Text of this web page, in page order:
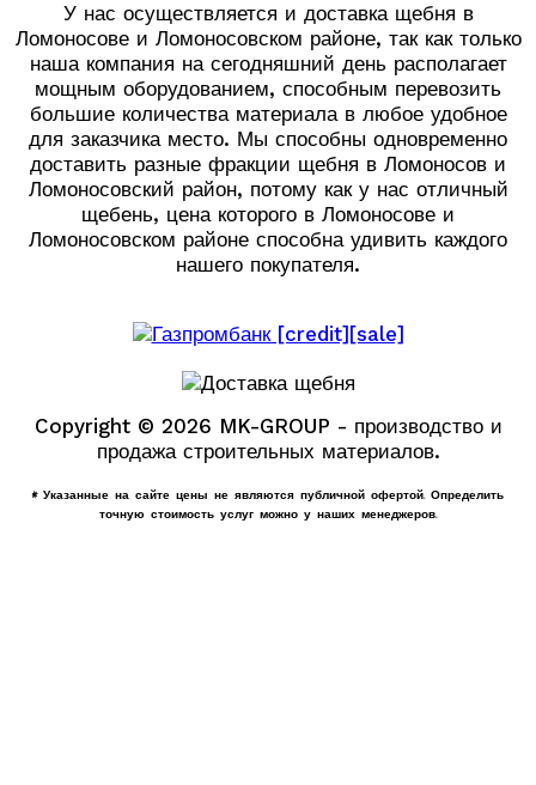
У нас осуществляется и доставка щебня в
Ломоносове и Ломоносовском районе, так как только
наша компания на сегодняшний день располагает
мощным оборудованием, способным перевозить
большие количества материала в любое удобное
для заказчика место. Мы способны одновременно
доставить разные фракции щебня в Ломоносов и
Ломоносовский район, потому как у нас отличный
щебень, цена которого в Ломоносове и
Ломоносовском районе способна удивить каждого
нашего покупателя.
Copyright © 2026 MK-GROUP - производство и
продажа строительных материалов.
* Указанные на сайте цены не являются публичной офертой. Определить
точную стоимость услуг можно у наших менеджеров.